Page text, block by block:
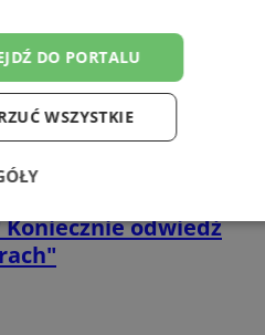
Koniecznie odwiedź
DO PORTALU
WSZYSTKIE
Wydajność Targetowanie